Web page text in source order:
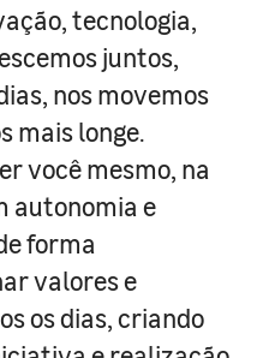
tecnologia,
juntos,
nos movemos
mais longe.
você mesmo, na
autonomia e
forma
valores e
os dias, criando